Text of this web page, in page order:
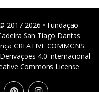
2017-2026 • Fundação
San Tiago Dantas
CREATIVE COMMONS:
4.0 Internacional
Commons License